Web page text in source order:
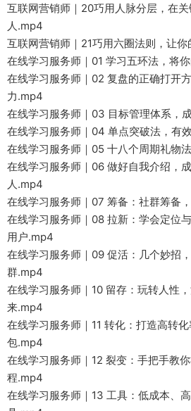
互联网营销师｜20巧用人脉分层，在
人.mp4
互联网营销师｜21巧用六圈法则，让
在线学习服务师｜01 学习五环法，将
在线学习服务师｜02 复盘的正确打开
力.mp4
在线学习服务师｜03 目标管理体系，
在线学习服务师｜04 单点突破法，有
在线学习服务师｜05 十八个周期礼物
在线学习服务师｜06 做好自我介绍，
人.mp4
在线学习服务师｜07 筹备：社群筹备
在线学习服务师｜08 拉新：学会定位
用户.mp4
在线学习服务师｜09 促活：几个妙招
群.mp4
在线学习服务师｜10 留存：玩转人性
来.mp4
在线学习服务师｜11 转化：打造高转
包.mp4
在线学习服务师｜12 裂变：手把手教
程.mp4
在线学习服务师｜13 工具：低成本、